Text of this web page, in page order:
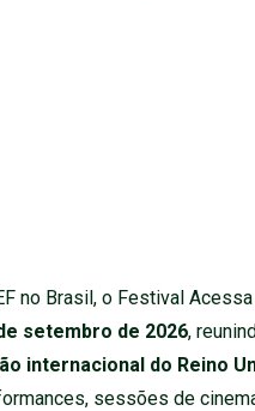
no Brasil, o Festival
setembro de 2026,
internacional do Reino
sessões de